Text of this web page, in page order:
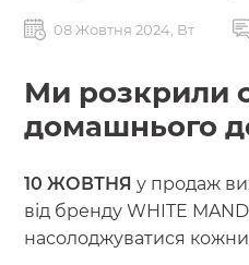
08 Жовтня 2024, Вт
Ми розкрили
домашнього
10 ЖОВТНЯ у продаж
від бренду WHITE
насолоджуватися